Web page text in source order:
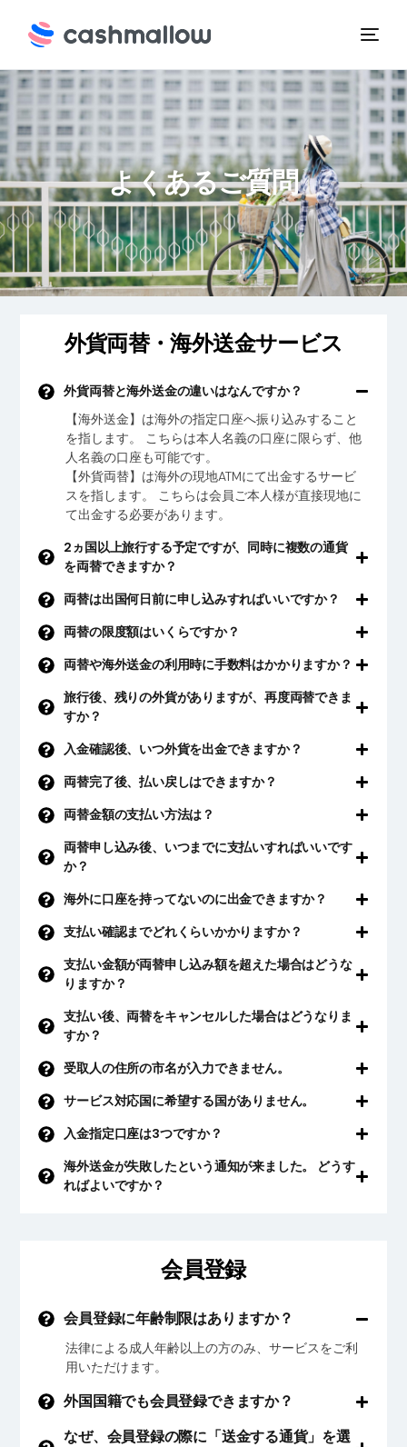
よくあるご質問
外貨両替・海外送金サービス
外貨両替と海外送金の違いはなんですか？
【海外送金】は海外の指定口座へ振り込みすること
を指します。 こちらは本人名義の口座に限らず、他
人名義の口座も可能です。
【外貨両替】は海外の現地ATMにて出金するサービ
スを指します。 こちらは会員ご本人様が直接現地に
て出金する必要があります。
2ヵ国以上旅行する予定ですが、同時に複数の通貨
を両替できますか？
両替は出国何日前に申し込みすればいいですか？
両替の限度額はいくらですか？
両替や海外送金の利用時に手数料はかかりますか？
旅行後、残りの外貨がありますが、再度両替できま
すか？
入金確認後、いつ外貨を出金できますか？
両替完了後、払い戻しはできますか？
両替金額の支払い方法は？
両替申し込み後、いつまでに支払いすればいいです
か？
海外に口座を持ってないのに出金できますか？
支払い確認までどれくらいかかりますか？
支払い金額が両替申し込み額を超えた場合はどうな
りますか？
支払い後、両替をキャンセルした場合はどうなりま
すか？
受取人の住所の市名が入力できません。
サービス対応国に希望する国がありません。
入金指定口座は3つですか？
海外送金が失敗したという通知が来ました。 どうす
ればよいですか？
会員登録
会員登録に年齢制限はありますか？
法律による成人年齢以上の方のみ、サービスをご利
用いただけます。
外国国籍でも会員登録できますか？
なぜ、会員登録の際に「送金する通貨」を選
日本語